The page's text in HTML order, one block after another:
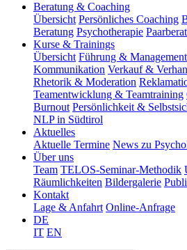
Beratung & Coaching
Übersicht Persönliches Coaching
Beratung Psychotherapie
Kurse & Trainings
Übersicht Führung & Management
Kommunikation Verkauf &
Rhetorik & Moderation
Teamentwicklung & Teamtraining
Burnout Persönlichkeit &
NLP in Südtirol
Aktuelles
Aktuelle Termine News zu
Über uns
Team TELOS-Seminar-Methodik
Räumlichkeiten Bildergalerie
Kontakt
Lage & Anfahrt Online-Anfrage
DE
IT EN